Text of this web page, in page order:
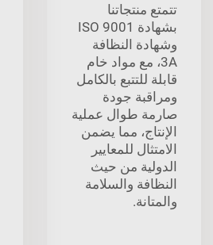
تتمتع منتجاتنا
بشهادة ISO 9001
وشهادة النظافة
3A، مع مواد خام
قابلة للتتبع بالكامل
ومراقبة جودة
صارمة طوال عملية
الإنتاج، مما يضمن
الامتثال للمعايير
الدولية من حيث
النظافة والسلامة
والمتانة.